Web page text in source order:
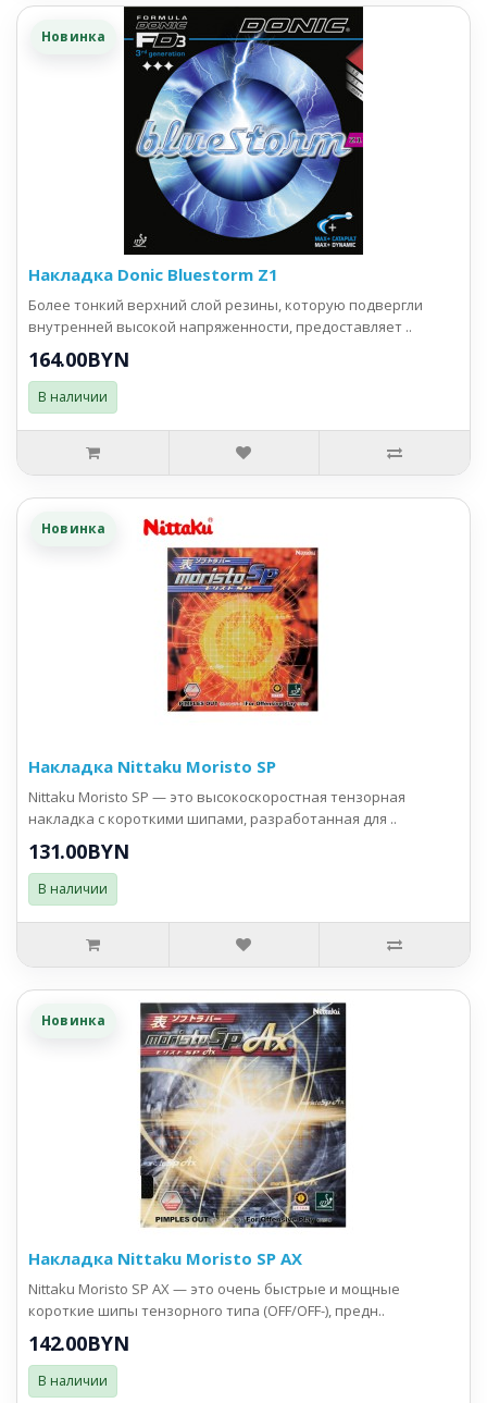
Новинка
Накладка Donic Bluestorm Z1
Более тонкий верхний слой резины, которую подвергли
внутренней высокой напряженности, предоставляет ..
164.00BYN
В наличии
Новинка
Накладка Nittaku Moristo SP
Nittaku Moristo SP — это высокоскоростная тензорная
накладка с короткими шипами, разработанная для ..
131.00BYN
В наличии
Новинка
Накладка Nittaku Moristo SP AX
Nittaku Moristo SP AX — это очень быстрые и мощные
короткие шипы тензорного типа (OFF/OFF-), предн..
142.00BYN
В наличии